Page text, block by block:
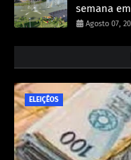
semana
Agosto 07,
ELEIÇÊOS